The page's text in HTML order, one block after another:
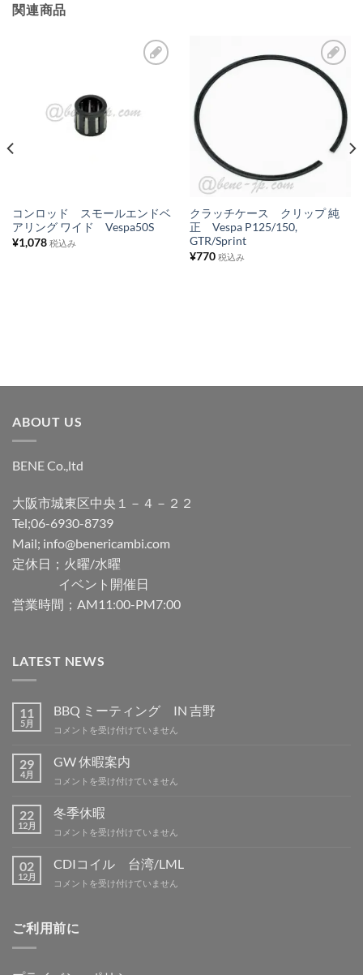
関連商品
ス
ト
コンロッド スモールエンドベ
アリング ワイド Vespa50S
¥1,078 税込み
り
ス
クラッチケース クリップ 純
正 Vespa P125/150,
GTR/Sprint
¥770 税込み
ABOUT US
BENE Co.,ltd
大阪市城東区中央１－４－２２
Tel;06-6930-8739
Mail; info@benericambi.com
定休日；火曜/水曜
イベント開催日
営業時間；AM11:00-PM7:00
LATEST NEWS
11
5月
BBQ ミーティング IN 吉野
BBQ
ー
ィ
グ
吉
は
コメントを受け付けていません
29
4月
GW 休暇案内
GW
暇
案
内
コメントを受け付けていません
22
12月
冬季休暇
冬
休
は
コメントを受け付けていません
02
12月
CDIコイル 台湾/LML
CDI
ル
台
コメントを受け付けていません
ご利用前に